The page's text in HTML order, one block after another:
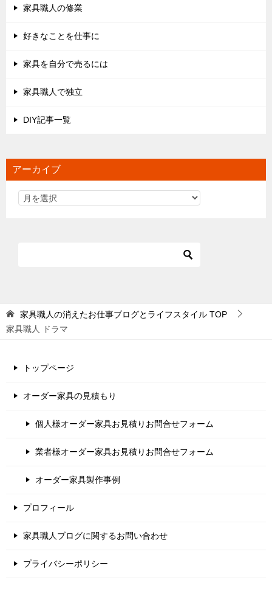
家具職人の修業
好きなことを仕事に
家具を自分で売るには
家具職人で独立
DIY記事一覧
アーカイブ
家具職人の消えたお仕事ブログとライフスタイル TOP
家具職人 ドラマ
トップページ
オーダー家具の見積もり
個人様オーダー家具お見積りお問合せフォーム
業者様オーダー家具お見積りお問合せフォーム
オーダー家具製作事例
プロフィール
家具職人ブログに関するお問い合わせ
プライバシーポリシー